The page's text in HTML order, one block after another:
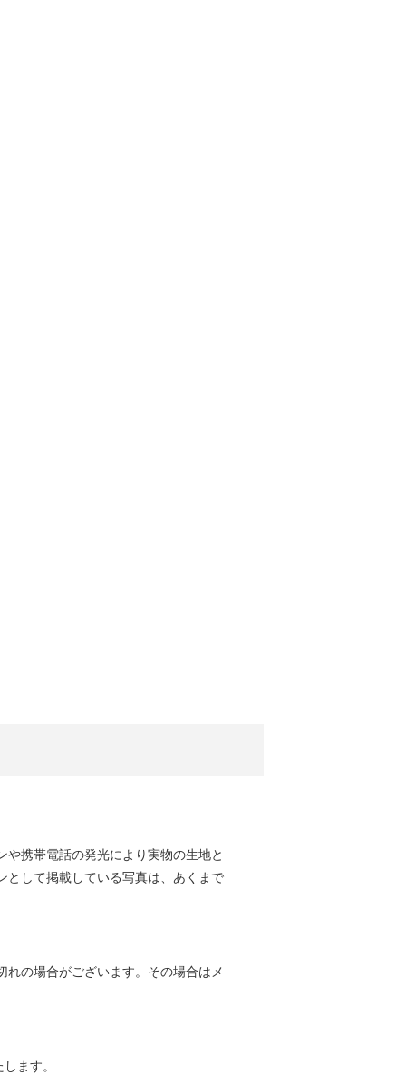
携帯電話の発光により実物の生地と
として掲載している写真は、あくまで
の場合がございます。その場合はメ
ます。